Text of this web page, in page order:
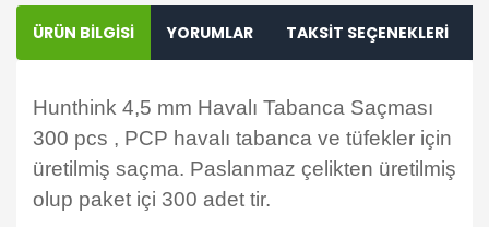
ÜRÜN BİLGİSİ YORUMLAR TAKSİT SEÇENEKLERİ
Hunthink 4,5 mm Havalı Tabanca Saçması
300 pcs , PCP havalı tabanca ve tüfekler için
üretilmiş saçma. Paslanmaz çelikten üretilmiş
olup paket içi 300 adet tir.